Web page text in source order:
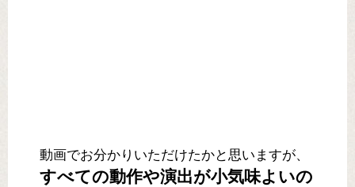
動画でお分かりいただけたかと思いますが、
すべての動作や演出が小気味よいの